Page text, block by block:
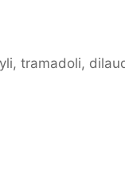
tramadoli,